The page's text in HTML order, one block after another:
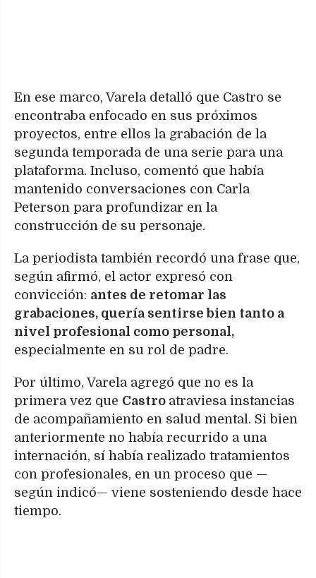
En ese marco, Varela detalló que Castro se
encontraba enfocado en sus próximos
proyectos, entre ellos la grabación de la
segunda temporada de una serie para una
plataforma. Incluso, comentó que había
mantenido conversaciones con Carla
Peterson para profundizar en la
construcción de su personaje.
La periodista también recordó una frase que,
según afirmó, el actor expresó con
convicción: antes de retomar las
grabaciones, quería sentirse bien tanto a
nivel profesional como personal,
especialmente en su rol de padre.
Por último, Varela agregó que no es la
primera vez que Castro atraviesa instancias
de acompañamiento en salud mental. Si bien
anteriormente no había recurrido a una
internación, sí había realizado tratamientos
con profesionales, en un proceso que —
según indicó— viene sosteniendo desde hace
tiempo.